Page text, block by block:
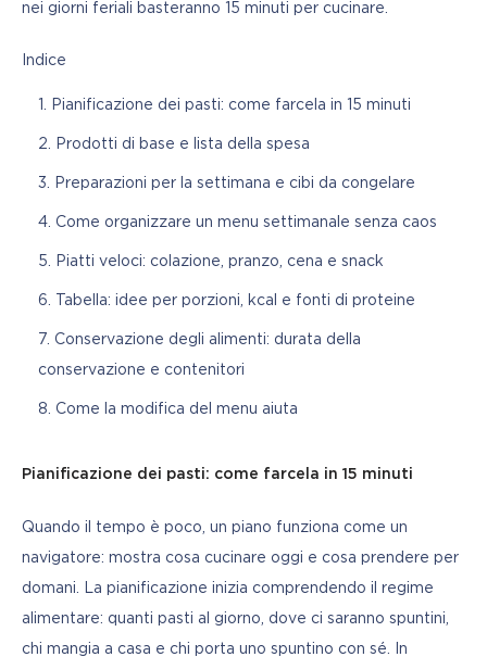
nei giorni feriali basteranno 15 minuti per cucinare.
Indice
Pianificazione dei pasti: come farcela in 15 minuti
Prodotti di base e lista della spesa
Preparazioni per la settimana e cibi da congelare
Come organizzare un menu settimanale senza caos
Piatti veloci: colazione, pranzo, cena e snack
Tabella: idee per porzioni, kcal e fonti di proteine
Conservazione degli alimenti: durata della
conservazione e contenitori
Come la modifica del menu aiuta
Pianificazione dei pasti: come farcela in 15 minuti
Quando il tempo è poco, un piano funziona come un
navigatore: mostra cosa cucinare oggi e cosa prendere per
domani. La pianificazione inizia comprendendo il regime
alimentare: quanti pasti al giorno, dove ci saranno spuntini,
chi mangia a casa e chi porta uno spuntino con sé. In